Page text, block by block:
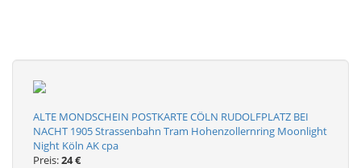
ALTE MONDSCHEIN POSTKARTE CÖLN RUDOLFPLATZ BEI
NACHT 1905 Strassenbahn Tram Hohenzollernring Moonlight
Night Köln AK cpa
Preis:24 €